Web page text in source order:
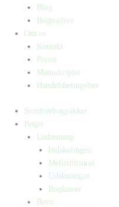
Blog
Bogtrailere
Om os
Kontakt
Presse
Manuskripter
Handelsbetingelser
Sommerbogpakker
Bøger
Letlæsning
Indskolingen
Mellemtrinnet
Udskolingen
Bogkasser
Børn